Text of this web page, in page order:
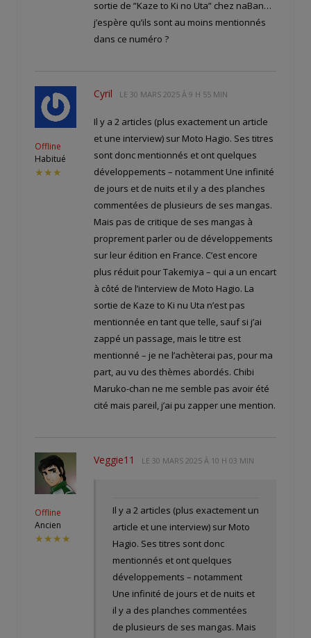
sortie de ”Kaze to Ki no Uta” chez naBan…
j’espère qu’ils sont au moins mentionnés
dans ce numéro ?
Offline
Habitué
★★★
Cyril LE 30 MARS 2025 À 9 H 55 MIN
Il y a 2 articles (plus exactement un article
et une interview) sur Moto Hagio. Ses titres
sont donc mentionnés et ont quelques
développements – notamment Une infinité
de jours et de nuits et il y a des planches
commentées de plusieurs de ses mangas.
Mais pas de critique de ses mangas à
proprement parler ou de développements
sur leur édition en France. C’est encore
plus réduit pour Takemiya – qui a un encart
à côté de l’interview de Moto Hagio. La
sortie de Kaze to Ki nu Uta n’est pas
mentionnée en tant que telle, sauf si j’ai
zappé un passage, mais le titre est
mentionné – je ne l’achèterai pas, pour ma
part, au vu des thèmes abordés. Chibi
Maruko-chan ne me semble pas avoir été
cité mais pareil, j’ai pu zapper une mention.
Offline
Ancien
★★★★
Veggie11 LE 30 MARS 2025 À 10 H 03 MIN
Il y a 2 articles (plus exactement un
article et une interview) sur Moto
Hagio. Ses titres sont donc
mentionnés et ont quelques
développements – notamment
Une infinité de jours et de nuits et
il y a des planches commentées
de plusieurs de ses mangas. Mais